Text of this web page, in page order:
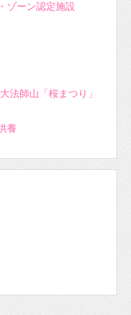
ゾーン認定施設
師山「桜まつり」
養